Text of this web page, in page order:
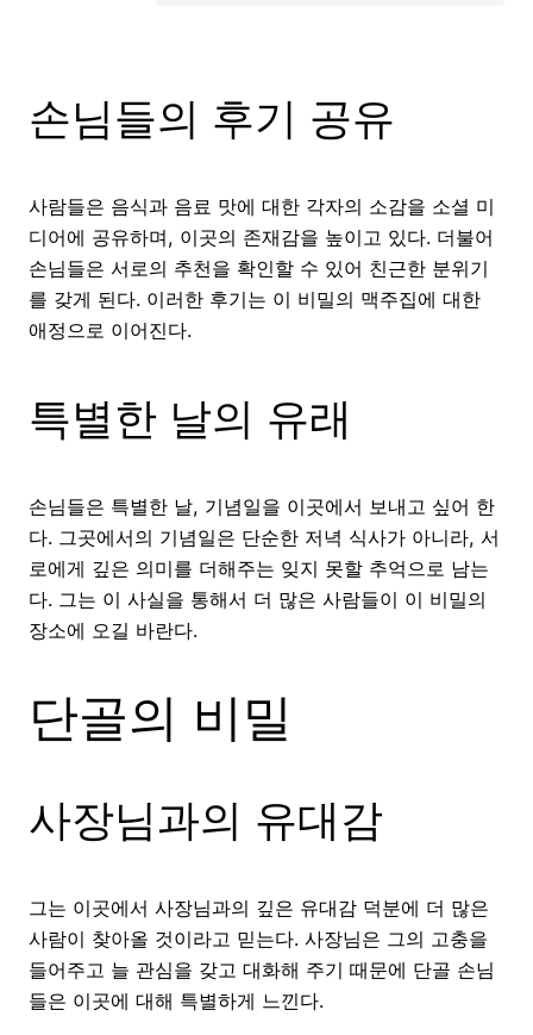
손님들의 후기 공유
사람들은 음식과 음료 맛에 대한 각자의 소감을 소셜 미
디어에 공유하며, 이곳의 존재감을 높이고 있다. 더불어
손님들은 서로의 추천을 확인할 수 있어 친근한 분위기
를 갖게 된다. 이러한 후기는 이 비밀의 맥주집에 대한
애정으로 이어진다.
특별한 날의 유래
손님들은 특별한 날, 기념일을 이곳에서 보내고 싶어 한
다. 그곳에서의 기념일은 단순한 저녁 식사가 아니라, 서
로에게 깊은 의미를 더해주는 잊지 못할 추억으로 남는
다. 그는 이 사실을 통해서 더 많은 사람들이 이 비밀의
장소에 오길 바란다.
단골의 비밀
사장님과의 유대감
그는 이곳에서 사장님과의 깊은 유대감 덕분에 더 많은
사람이 찾아올 것이라고 믿는다. 사장님은 그의 고충을
들어주고 늘 관심을 갖고 대화해 주기 때문에 단골 손님
들은 이곳에 대해 특별하게 느낀다.